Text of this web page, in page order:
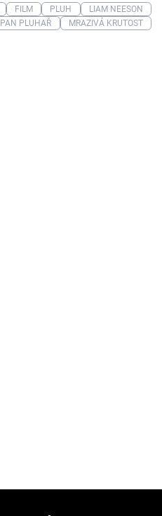
FILM PLUH
LIAM NEESON
PAN PLUHAŘ MRAZIVÁ KRUTOST